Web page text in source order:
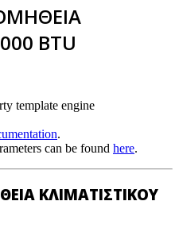
BTU
template engine
.
can be found here.
ΚΛΙΜΑΤΙΣΤΙΚΟΥ